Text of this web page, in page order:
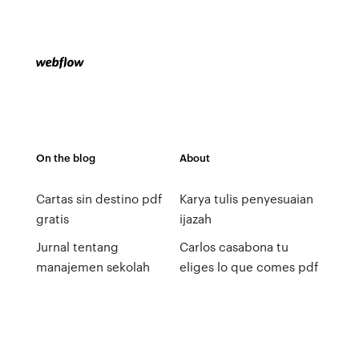
On the blog
Cartas sin destino pdf
gratis
Jurnal tentang
manajemen sekolah
About
Karya tulis penyesuaian
ijazah
Carlos casabona tu
eliges lo que comes pdf